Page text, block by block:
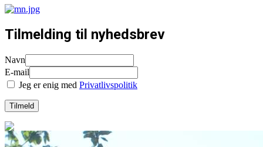
Tilmelding til nyhedsbrev
Navn
E-mail
Jeg er enig med Privatlivspolitik